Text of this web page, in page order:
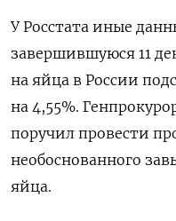
У Росстата иные
завершившуюся 11
на яйца в России
на 4,55%.
поручил провести
необоснованного
яйца.